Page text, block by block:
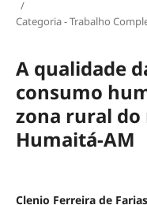
/
Categoria - Trabalho
A qualidade
consumo
zona rural
Humaitá-AM
Clenio Ferreira de Farias